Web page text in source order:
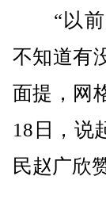
“以前
不知道有
面提，网
18日，说
民赵广欣